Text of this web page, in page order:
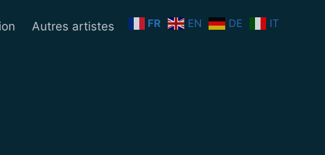
Autres artistes FR EN DE IT